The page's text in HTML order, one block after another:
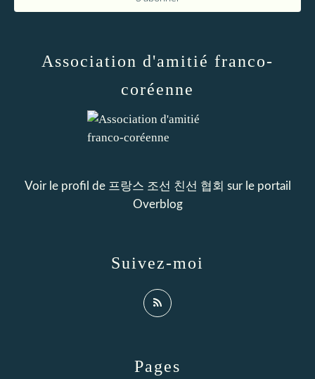
Pages
Association d'amitié franco-
coréenne
Voir le profil de 프랑스 조선 친선 협회 sur le portail
Overblog
Suivez-moi